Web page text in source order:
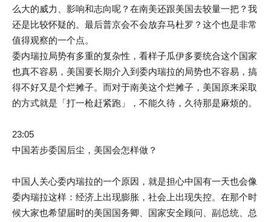
么大的威力、影响和志向呢？在南美还跟美国去较量一把？我
还是比较怀疑的。最后普京会不会放弃马杜罗？这个也是非常
值得观察的一个点。
委内瑞拉局势有多重的复杂性，看样子瓜伊多要统合这个国家
也真不容易，美国要长期介入到委内瑞拉的局势也不容易，搞
得不好又是个烂摊子。而对于南美这个烂摊子，美国原来采取
的方式就是「打一枪赶紧跑」，不能久待，久待那是麻烦的。
23:05
中国若步委国后尘，美国会怎样做？
中国人关心委内瑞拉的一个原因，就是担心中国有一天也会像
委内瑞拉这样：经济上出现膨胀，社会上出现失控。在那个时
候大家也希望届时的美国国务卿、国家安全顾问、副总统、总